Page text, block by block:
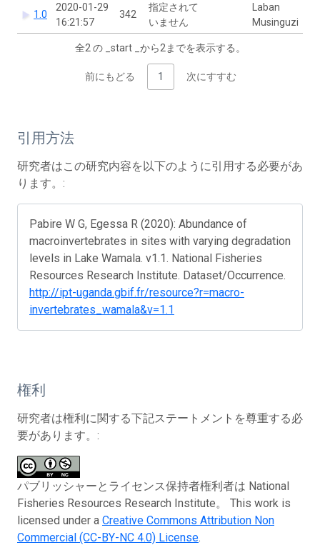
1.0
2020-01-29
16:21:57
342
指定されて
いません
Laban
Musinguzi
全2 の _start _から2までを表示する。
前にもどる 1 次にすすむ
引用方法
研究者はこの研究内容を以下のように引用する必要があ
ります。:
Pabire W G, Egessa R (2020): Abundance of
macroinvertebrates in sites with varying degradation
levels in Lake Wamala. v1.1. National Fisheries
Resources Research Institute. Dataset/Occurrence.
http://ipt-uganda.gbif.fr/resource?r=macro-
invertebrates_wamala&v=1.1
権利
研究者は権利に関する下記ステートメントを尊重する必
要があります。:
パブリッシャーとライセンス保持者権利者は National
Fisheries Resources Research Institute。 This work is
licensed under a Creative Commons Attribution Non
Commercial (CC-BY-NC 4.0) License.